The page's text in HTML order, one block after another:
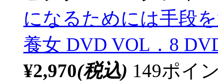
になるためには手段
養女 DVD VOL．8
¥2,970(税込) 149ポイ